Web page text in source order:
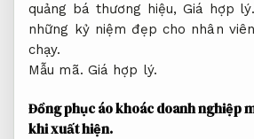
quảng bá thương hiệu, Giá hợp lý.
những kỷ niệm đẹp cho nhân
chạy.
Mẫu mã. Giá hợp lý.
Đồng phục áo khoác doanh nghiệp
khi xuất hiện.